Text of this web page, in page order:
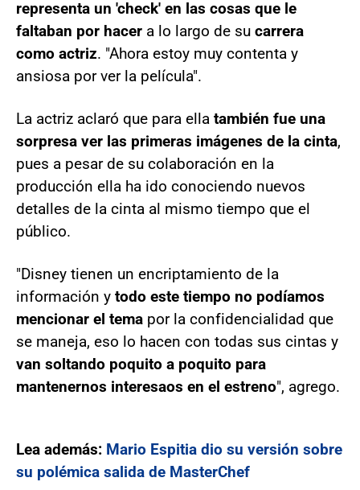
representa un 'check' en las cosas que le
faltaban por hacer a lo largo de su carrera
como actriz. "Ahora estoy muy contenta y
ansiosa por ver la película".
La actriz aclaró que para ella también fue una
sorpresa ver las primeras imágenes de la cinta,
pues a pesar de su colaboración en la
producción ella ha ido conociendo nuevos
detalles de la cinta al mismo tiempo que el
público.
"Disney tienen un encriptamiento de la
información y todo este tiempo no podíamos
mencionar el tema por la confidencialidad que
se maneja, eso lo hacen con todas sus cintas y
van soltando poquito a poquito para
mantenernos interesaos en el estreno", agrego.
Lea además: Mario Espitia dio su versión sobre
su polémica salida de MasterChef